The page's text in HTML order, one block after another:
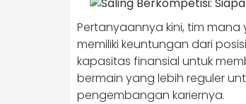
Pertanyaannya kini, tim
memiliki keuntungan dari
kapasitas finansial untuk
bermain yang lebih reguler
pengembangan kariernya.